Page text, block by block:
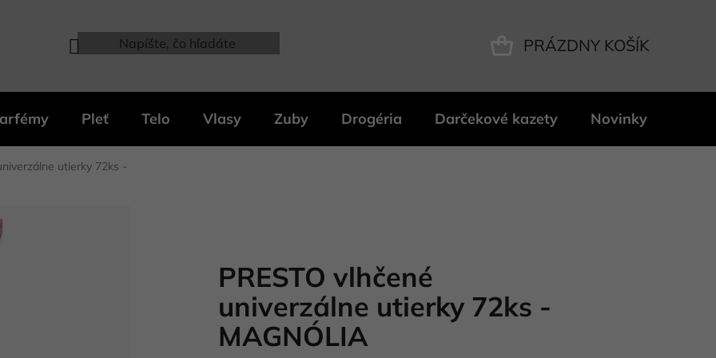
PRÁZDNY KOŠÍK
Pleť Telo Vlasy Zuby Drogéria Darčekové kazety Novinky
utierky 72ks -
PRESTO vlhčené
univerzálne utierky 72ks -
MAGNÓLIA